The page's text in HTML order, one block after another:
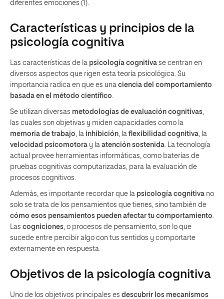
diferentes emociones (1).
Características y principios de la
psicología cognitiva
Las características de la psicología cognitiva se centran en
diversos aspectos que rigen esta teoría psicológica. Su
importancia radica en que es una ciencia del comportamiento
basada en el método científico
Se utilizan diversas metodologías de evaluación cognitivas
las cuales son objetivas y miden capacidades como la
memoria de trabajo , la inhibición , la flexibilidad cognitiva , la
velocidad psicomotora y la atención sostenida . La tecnología
actual provee herramientas informáticas, como baterías de
pruebas cognitivas computarizadas, para la evaluación de
procesos cognitivos.
Además, es importante recordar que la psicología cognitiva no
solo se trata de los pensamientos que tienes, sino también de
cómo esos pensamientos pueden afectar tu comportamiento
Las cogniciones , o procesos de pensamiento, son lo que
sucede entre percibir algo con tus sentidos y comportarte
externamente en respuesta.
Objetivos de la psicología cognitiva
Uno de los objetivos principales es descubrir los mecanismos